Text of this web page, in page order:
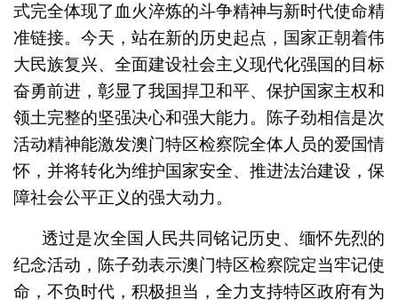
式完全体现了血火淬炼的斗争精神与新时代使命精
准链接。今天，站在新的历史起点，国家正朝着伟
大民族复兴、全面建设社会主义现代化强国的目标
奋勇前进，彰显了我国捍卫和平、保护国家主权和
领土完整的坚强决心和强大能力。陈子劲相信是次
活动精神能激发澳门特区检察院全体人员的爱国情
怀，并将转化为维护国家安全、推进法治建设，保
障社会公平正义的强大动力。
透过是次全国人民共同铭记历史、缅怀先烈的
纪念活动，陈子劲表示澳门特区检察院定当牢记使
命，不负时代，积极担当，全力支持特区政府有为